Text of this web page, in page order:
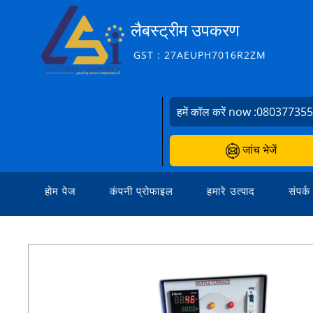
लैबस्ट्रीम उपकरण
GST : 27AEUPH7016R2ZM
हमें कॉल करें now :
जांच भेजें
होम पेज कंपनी प्रोफाइल हमारे उत्पाद